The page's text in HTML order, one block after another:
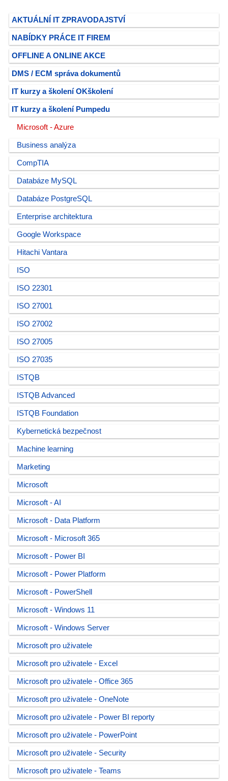
AKTUÁLNÍ IT ZPRAVODAJSTVÍ
NABÍDKY PRÁCE IT FIREM
OFFLINE A ONLINE AKCE
DMS / ECM správa dokumentů
IT kurzy a školení OKškolení
IT kurzy a školení Pumpedu
Microsoft - Azure
Business analýza
CompTIA
Databáze MySQL
Databáze PostgreSQL
Enterprise architektura
Google Workspace
Hitachi Vantara
ISO
ISO 22301
ISO 27001
ISO 27002
ISO 27005
ISO 27035
ISTQB
ISTQB Advanced
ISTQB Foundation
Kybernetická bezpečnost
Machine learning
Marketing
Microsoft
Microsoft - AI
Microsoft - Data Platform
Microsoft - Microsoft 365
Microsoft - Power BI
Microsoft - Power Platform
Microsoft - PowerShell
Microsoft - Windows 11
Microsoft - Windows Server
Microsoft pro uživatele
Microsoft pro uživatele - Excel
Microsoft pro uživatele - Office 365
Microsoft pro uživatele - OneNote
Microsoft pro uživatele - Power BI reporty
Microsoft pro uživatele - PowerPoint
Microsoft pro uživatele - Security
Microsoft pro uživatele - Teams